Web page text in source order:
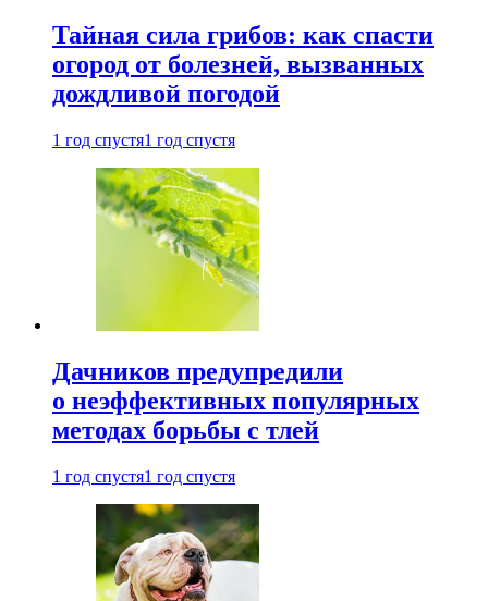
Тайная сила грибов: как спасти
огород от болезней, вызванных
дождливой погодой
1 год спустя1 год спустя
Дачников предупредили
о неэффективных популярных
методах борьбы с тлей
1 год спустя1 год спустя